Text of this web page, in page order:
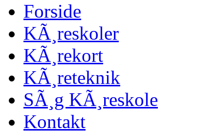
Forside
KÃ¸reskoler
KÃ¸rekort
KÃ¸reteknik
SÃ¸g KÃ¸reskole
Kontakt